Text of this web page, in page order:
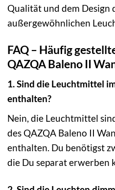
Qualität und dem Design
außergewöhnlichen
FAQ – Häufig
QAZQA Baleno II
1. Sind die Leuchtmittel
enthalten?
Nein, die Leuchtmittel
des QAZQA Baleno II
enthalten. Du benötigst
die Du separat erwerben